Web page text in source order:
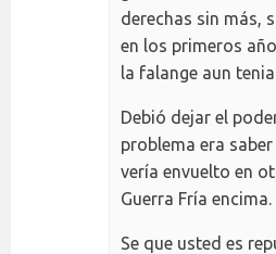
derechas sin más,
en los primeros
la falange aun
Debió dejar el
problema era
vería envuelto en
Guerra Fría encima.
Se que usted es